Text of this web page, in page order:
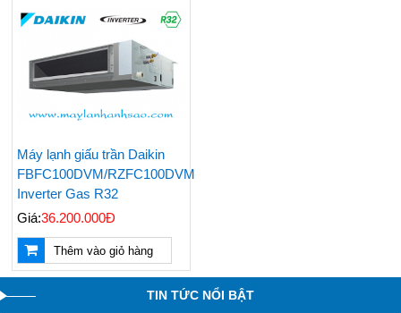
Máy lạnh giấu trần Daikin
FBFC100DVM/RZFC100DVM
Inverter Gas R32
Giá:36.200.000Đ
Thêm vào giỏ hàng
TIN TỨC NỔI BẬT
Top 5 Hãng Máy Lạnh
Kiệm Điện Đáng Mua
Tường Casper Mới
0909588116
Máy Lạnh Âm Trần
Aqua - Đại Lý Phân
Phối Chính Hãng Giá